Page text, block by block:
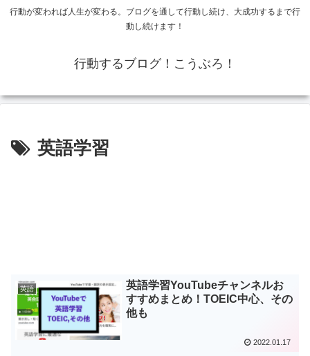
行動が変われば人生が変わる。ブログを通して行動し続け、大成功するまで行
動し続けます！
行動するブログ！こうぶろ！
英語学習
英語
英語学習YouTubeチャンネルお
すすめまとめ！TOEIC中心、その
他も
2022.01.17